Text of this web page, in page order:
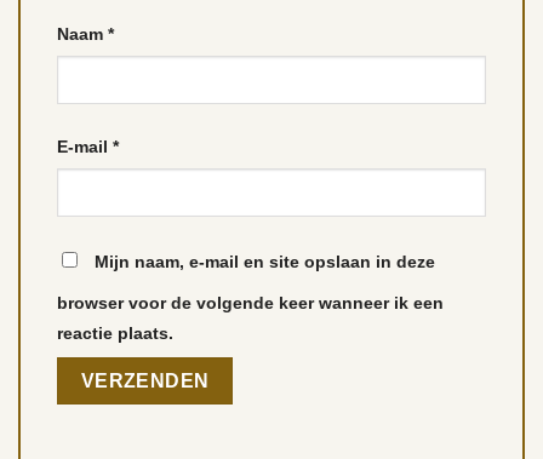
Naam *
E-mail *
Mijn naam, e-mail en site opslaan in deze
browser voor de volgende keer wanneer ik een
reactie plaats.